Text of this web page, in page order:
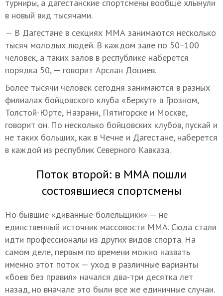
турниры, а дагестанские спортсмены вообще хлынули
в новый вид тысячами.
— В Дагестане в секциях ММА занимаются несколько
тысяч молодых людей. В каждом зале по 50−100
человек, а таких залов в республике наберется
порядка 50, — говорит Арслан Доциев.
Более тысячи человек сегодня занимаются в разных
филиалах бойцовского клуба «Беркут» в Грозном,
Толстой-Юрте, Назрани, Пятигорске и Москве,
говорит он. По несколько бойцовских клубов, пускай и
не таких больших, как в Чечне и Дагестане, наберется
в каждой из республик Северного Кавказа.
Поток второй: в ММА пошли
состоявшиеся спортсмены
Но бывшие «диванные болельщики» — не
единственный источник массовости ММА. Сюда стали
идти профессионалы из других видов спорта. На
самом деле, первым по времени можно назвать
именно этот поток — уход в различные варианты
«боев без правил» начался два-три десятка лет
назад, но вначале это были все же единичные случаи.